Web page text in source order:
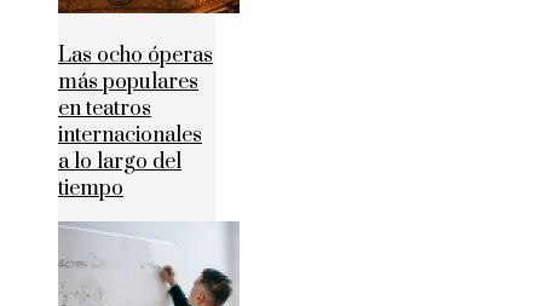
Las ocho óperas
más populares
en teatros
internacionales
a lo largo del
tiempo